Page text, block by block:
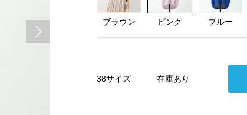
ブラウン ピンク ブルー
38サイズ 在庫あり